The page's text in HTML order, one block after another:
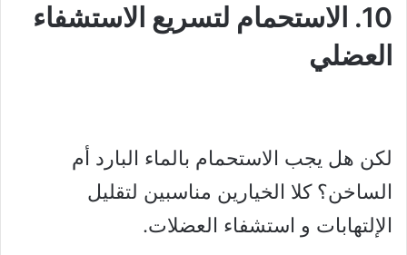
10. الاستحمام لتسريع الاستشفاء
العضلي
لكن هل يجب الاستحمام بالماء البارد أم
الساخن؟ كلا الخيارين مناسبين لتقليل
الإلتهابات و استشفاء العضلات.